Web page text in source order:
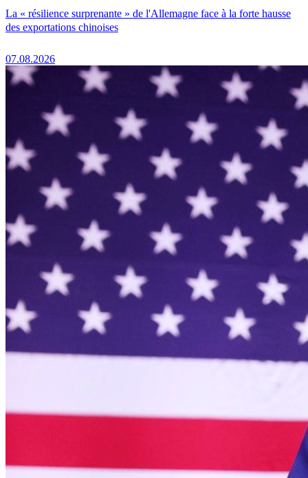
La « résilience surprenante » de l'Allemagne face à la forte hausse
des exportations chinoises
07.08.2026